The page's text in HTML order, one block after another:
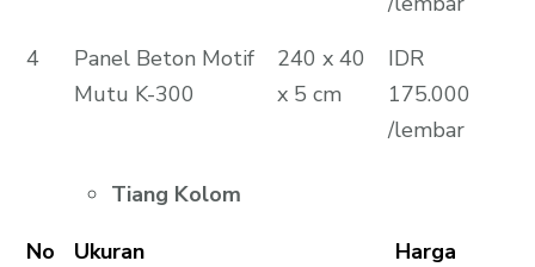
4
Panel Beton Motif
Mutu K-300
240 x 40
x 5 cm
IDR
175.000
/lembar
Tiang Kolom
No
Ukuran
Harga